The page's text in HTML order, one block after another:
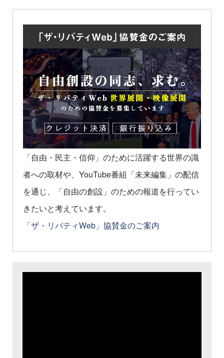
「自由・民主・信仰」のために活躍する世界の識
者への取材や、YouTube番組「未来編集」の配信
を通じ、「自由の創設」のための報道を行ってい
きたいと考えています。
「ザ・リバティWeb」協賛金のご案内